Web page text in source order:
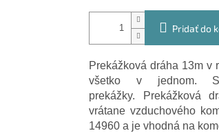
Pridať do
Prekážková dráha 13m v
všetko v jednom.
prekážky. Prekážková
vrátane vzduchového
14960 a je vhodná na